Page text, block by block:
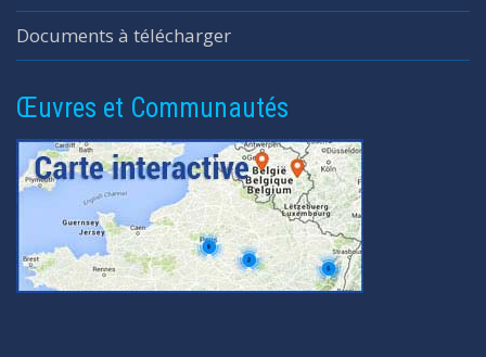
Documents à télécharger
Œuvres et Communautés